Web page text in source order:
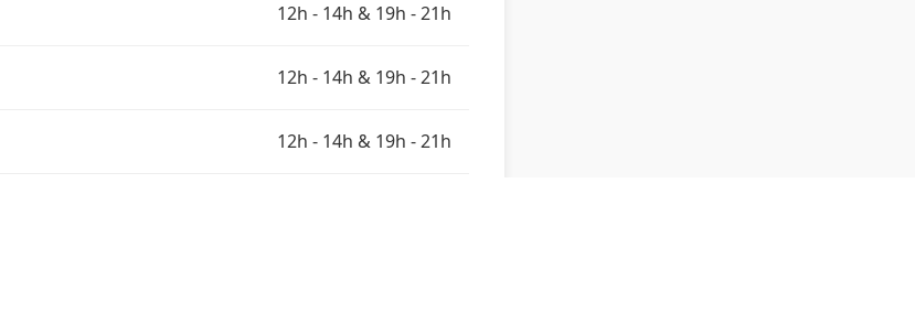
12h - 14h & 19h - 21h
12h - 14h & 19h - 21h
12h - 14h & 19h - 21h